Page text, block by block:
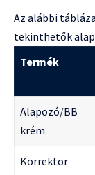
Az alábbi
tekinthetők
Termék
Alapozó/BB
krém
Korrektor